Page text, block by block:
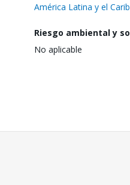
América Latina y el
Riesgo ambiental y
No aplicable